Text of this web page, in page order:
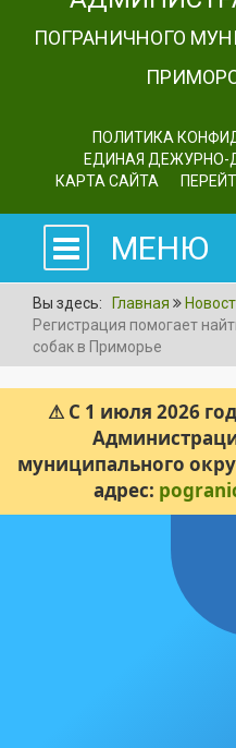
ПОГРАНИЧНОГО
ПОЛИТИКА
ЕДИНАЯ ДЕЖУРНО-
КАРТА САЙТА
МЕНЮ
Вы здесь: Главная
Регистрация помогает
собак в Приморье
⚠ С 1 июля 2026
муниципального
адрес: